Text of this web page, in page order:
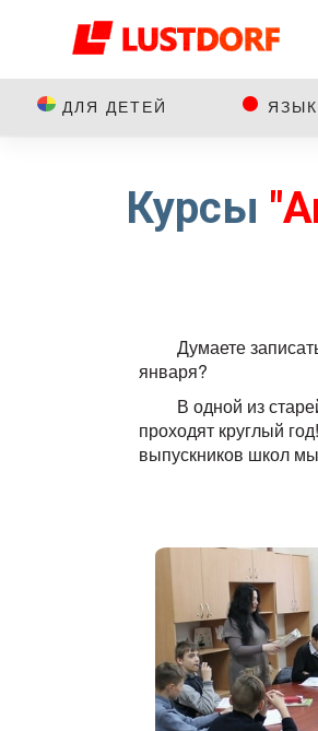
ДЛЯ ДЕТЕЙ
Курсы
Думаете
января?
В одной из
проходят круглый
выпускников школ